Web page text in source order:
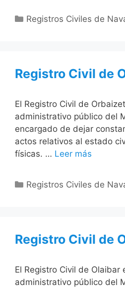
Categorías
Registros Civiles de
Registro Civil de
El Registro Civil de
administrativo público del
encargado de dejar
actos relativos al estado
físicas. … Leer más
Categorías
Registros Civiles de
Registro Civil de
El Registro Civil de Olaibar
administrativo público del